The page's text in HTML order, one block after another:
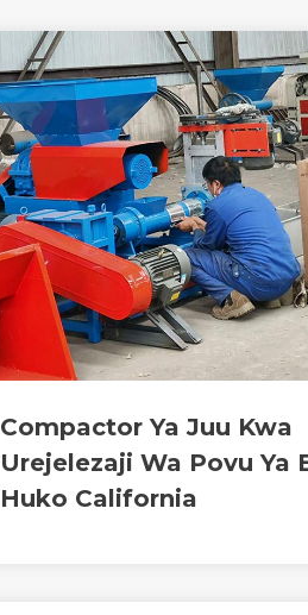
Compactor Ya Juu Kwa
Urejelezaji Wa Povu Ya
Huko California